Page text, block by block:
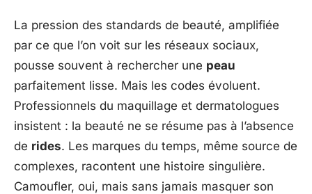
La pression des standards de beauté, amplifiée
par ce que l’on voit sur les réseaux sociaux,
pousse souvent à rechercher une peau
parfaitement lisse. Mais les codes évoluent.
Professionnels du maquillage et dermatologues
insistent : la beauté ne se résume pas à l’absence
de rides. Les marques du temps, même source de
complexes, racontent une histoire singulière.
Camoufler, oui, mais sans jamais masquer son